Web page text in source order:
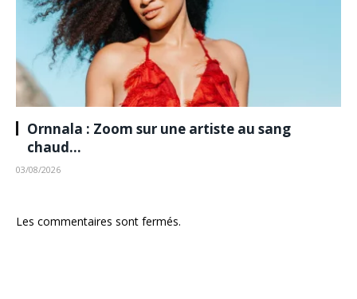
Ornnala : Zoom sur une artiste au sang
chaud…
03/08/2026
Les commentaires sont fermés.